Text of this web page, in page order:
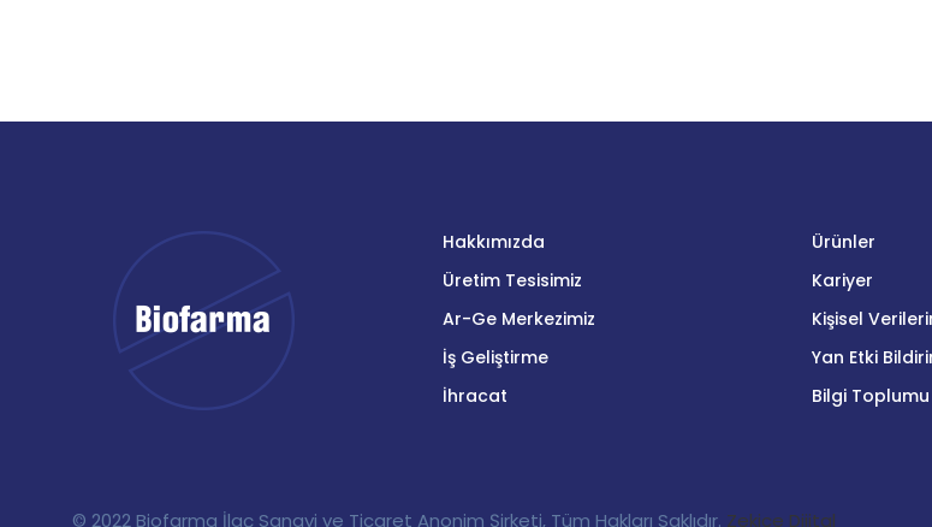
Hakkımızda
Üretim Tesisimiz
Ar-Ge Merkezimiz
İş Geliştirme
İhracat
Ürünler
Kariyer
Kişisel
Yan Etki
Bilgi
© 2022 Biofarma İlaç Sanayi ve Ticaret Anonim Şirketi, Tüm Hakları Saklıdır. Zekice Dijital